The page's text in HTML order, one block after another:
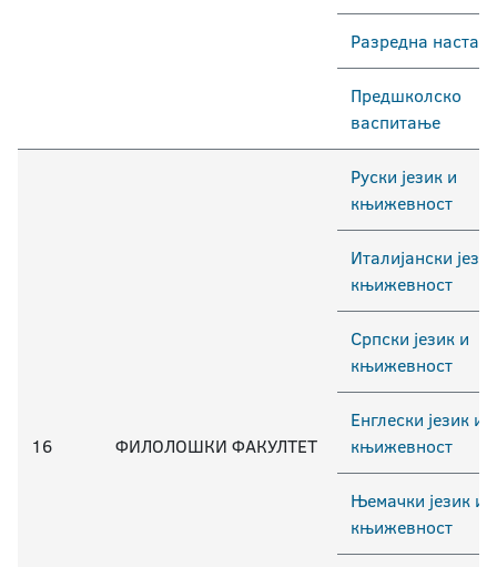
Разредна
Предшколско
васпитање
16 ФИЛОЛОШКИ ФАКУЛТЕТ
Руски језик и
књижевност
Италијански
књижевност
Српски језик и
књижевност
Енглески језик и
књижевност
Њемачки језик и
књижевност